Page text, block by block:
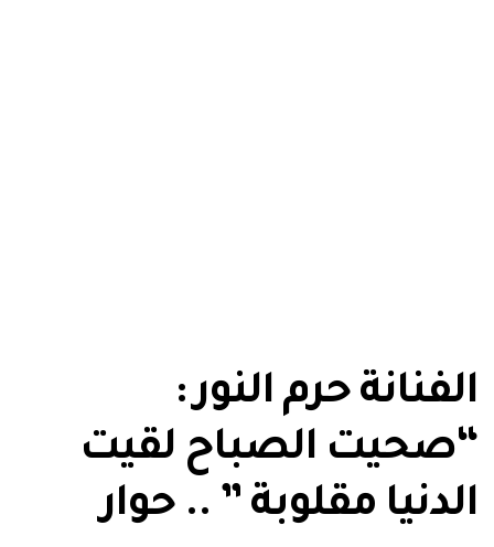
الفنانة حرم النور :
“صحيت الصباح لقيت
الدنيا مقلوبة ” .. حوار